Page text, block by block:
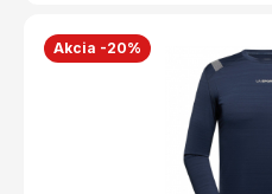
hmotnosť: 175g materiál:
3% Elastan
Akcia -20%